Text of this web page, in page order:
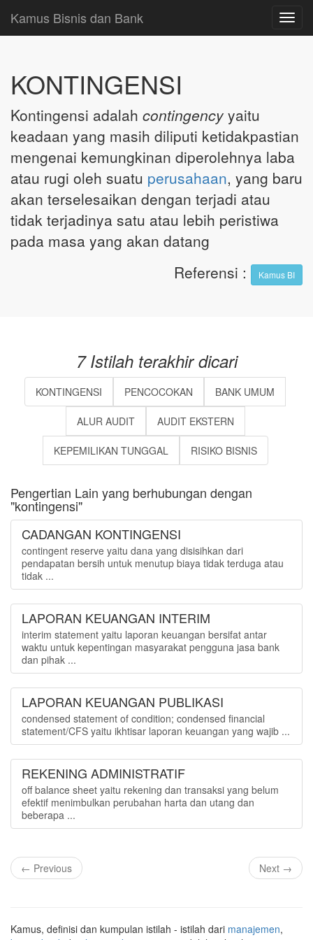
Kamus Bisnis dan Bank
KONTINGENSI
Kontingensi adalah contingency yaitu
keadaan yang masih diliputi ketidakpastian
mengenai kemungkinan diperolehnya laba
atau rugi oleh suatu perusahaan, yang baru
akan terselesaikan dengan terjadi atau
tidak terjadinya satu atau lebih peristiwa
pada masa yang akan datang
Referensi : Kamus BI
7 Istilah terakhir dicari
KONTINGENSI PENCOCOKAN BANK UMUM
ALUR AUDIT AUDIT EKSTERN
KEPEMILIKAN TUNGGAL RISIKO BISNIS
Pengertian Lain yang berhubungan dengan
"kontingensi"
CADANGAN KONTINGENSI
contingent reserve yaitu dana yang disisihkan dari
pendapatan bersih untuk menutup biaya tidak terduga atau
tidak ...
LAPORAN KEUANGAN INTERIM
interim statement yaitu laporan keuangan bersifat antar
waktu untuk kepentingan masyarakat pengguna jasa bank
dan pihak ...
LAPORAN KEUANGAN PUBLIKASI
condensed statement of condition; condensed financial
statement/CFS yaitu ikhtisar laporan keuangan yang wajib ...
REKENING ADMINISTRATIF
off balance sheet yaitu rekening dan transaksi yang belum
efektif menimbulkan perubahan harta dan utang dan
beberapa ...
← Previous Next →
Kamus, definisi dan kumpulan istilah - istilah dari manajemen,